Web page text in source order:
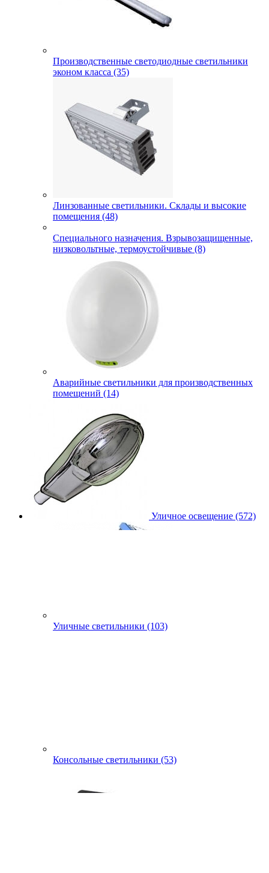
Производственные светодиодные светильники
эконом класса (35)
Линзованные светильники. Склады и высокие
помещения (48)
Специального назначения. Взрывозащищенные,
низковольтные, термоустойчивые (8)
Аварийные светильники для производственных
помещений (14)
Уличное освещение (572)
Уличные светильники (103)
Консольные светильники (53)